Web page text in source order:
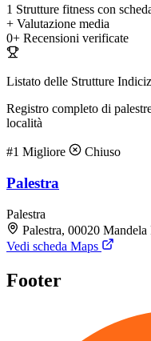
1 Strutture fitness con
+ Valutazione media
0+ Recensioni verificate
Listato delle Strutture
Registro completo di
località
#1 Migliore Chiuso
Palestra
Palestra
Palestra, 00020
Vedi scheda Maps
Footer